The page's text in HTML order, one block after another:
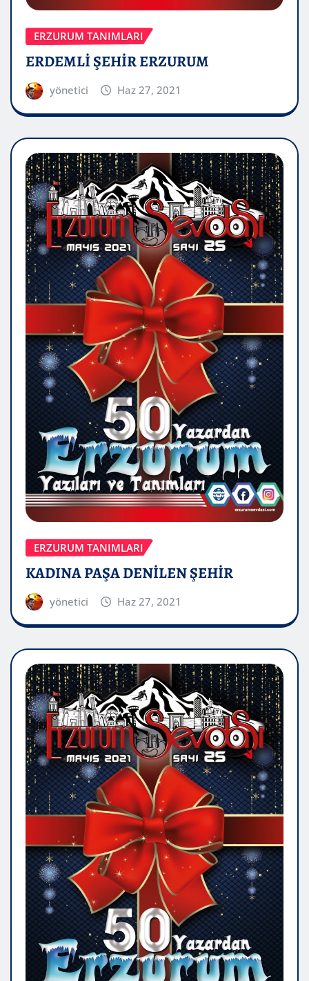
ERZURUM TANIMLARI
ERDEMLİ ŞEHİR ERZURUM
yönetici Haz 27, 2021
ERZURUM TANIMLARI
KADINA PAŞA DENİLEN ŞEHİR
yönetici Haz 27, 2021